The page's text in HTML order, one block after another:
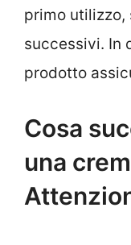
primo utilizzo,
successivi. In
prodotto
Cosa
una